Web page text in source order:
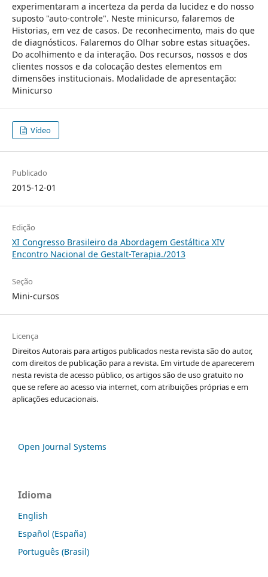
experimentaram a incerteza da perda da lucidez e do nosso
suposto "auto-controle". Neste minicurso, falaremos de
Historias, em vez de casos. De reconhecimento, mais do que
de diagnósticos. Falaremos do Olhar sobre estas situações.
Do acolhimento e da interação. Dos recursos, nossos e dos
clientes nossos e da colocação destes elementos em
dimensões institucionais. Modalidade de apresentação:
Minicurso
Vídeo
Publicado
2015-12-01
Edição
XI Congresso Brasileiro da Abordagem Gestáltica XIV
Encontro Nacional de Gestalt-Terapia./2013
Seção
Mini-cursos
Licença
Direitos Autorais para artigos publicados nesta revista são do autor,
com direitos de publicação para a revista. Em virtude de aparecerem
nesta revista de acesso público, os artigos são de uso gratuito no
que se refere ao acesso via internet, com atribuições próprias e em
aplicações educacionais.
Open Journal Systems
Idioma
English
Español (España)
Português (Brasil)